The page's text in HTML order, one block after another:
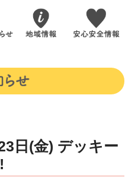
日(金) デッキー